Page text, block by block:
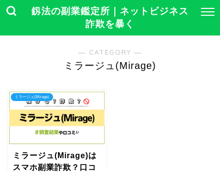
釼法の副業鑑定所｜ネットビジネス
詐欺を暴く
― CATEGORY ―
ミラージュ(Mirage)
ミラージュ(Mirage)
ミラージュ(Mirage)は
スマホ副業詐欺？口コ